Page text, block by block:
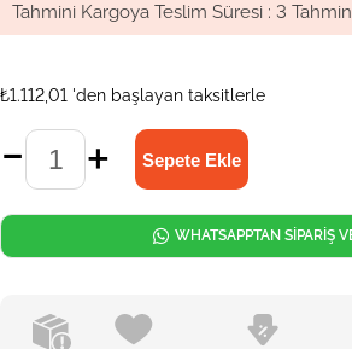
Tahmini Kargoya Teslim Süresi : 3
₺1.112,01 'den başlayan taksitlerle
WHATSAPPTAN SİPARİŞ